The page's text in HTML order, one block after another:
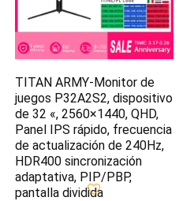
TITAN ARMY-Monitor de
juegos P32A2S2, dispositivo
de 32 «, 2560×1440, QHD,
Panel IPS rápido, frecuencia
de actualización de 240Hz,
HDR400 sincronización
adaptativa, PIP/PBP,
pantalla dividida